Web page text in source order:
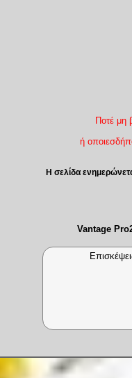
Ποτέ μη
ή
Η σελίδα
Vantage